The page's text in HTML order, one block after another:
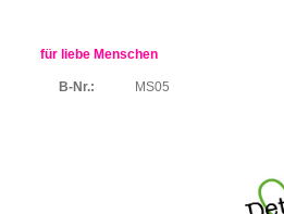
für liebe Menschen
B-Nr.: MS05